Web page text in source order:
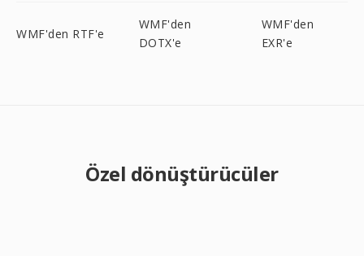
WMF'den RTF'e
WMF'den
DOTX'e
WMF'den
EXR'e
Özel dönüştürücüler